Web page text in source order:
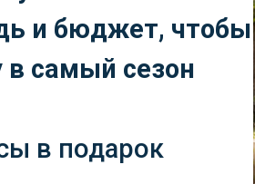
и бюджет, чтобы
в самый сезон
в подарок